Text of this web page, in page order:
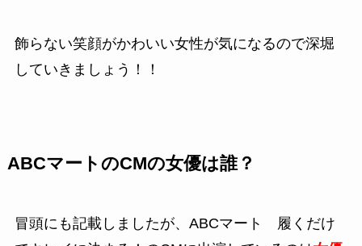
飾らない笑顔がかわいい女性が気になるので深堀
していきましょう！！
ABCマートのCMの女優は誰？
冒頭にも記載しましたが、 ABCマート 履くだけ